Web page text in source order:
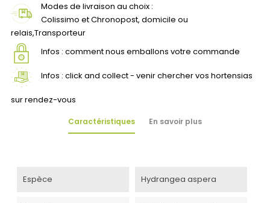
Modes de livraison au choix :
Colissimo et Chronopost, domicile ou
relais,Transporteur
Infos : comment nous emballons votre commande
Infos : click and collect - venir chercher vos hortensias
sur rendez-vous
Caractéristiques En savoir plus
Espèce Hydrangea aspera